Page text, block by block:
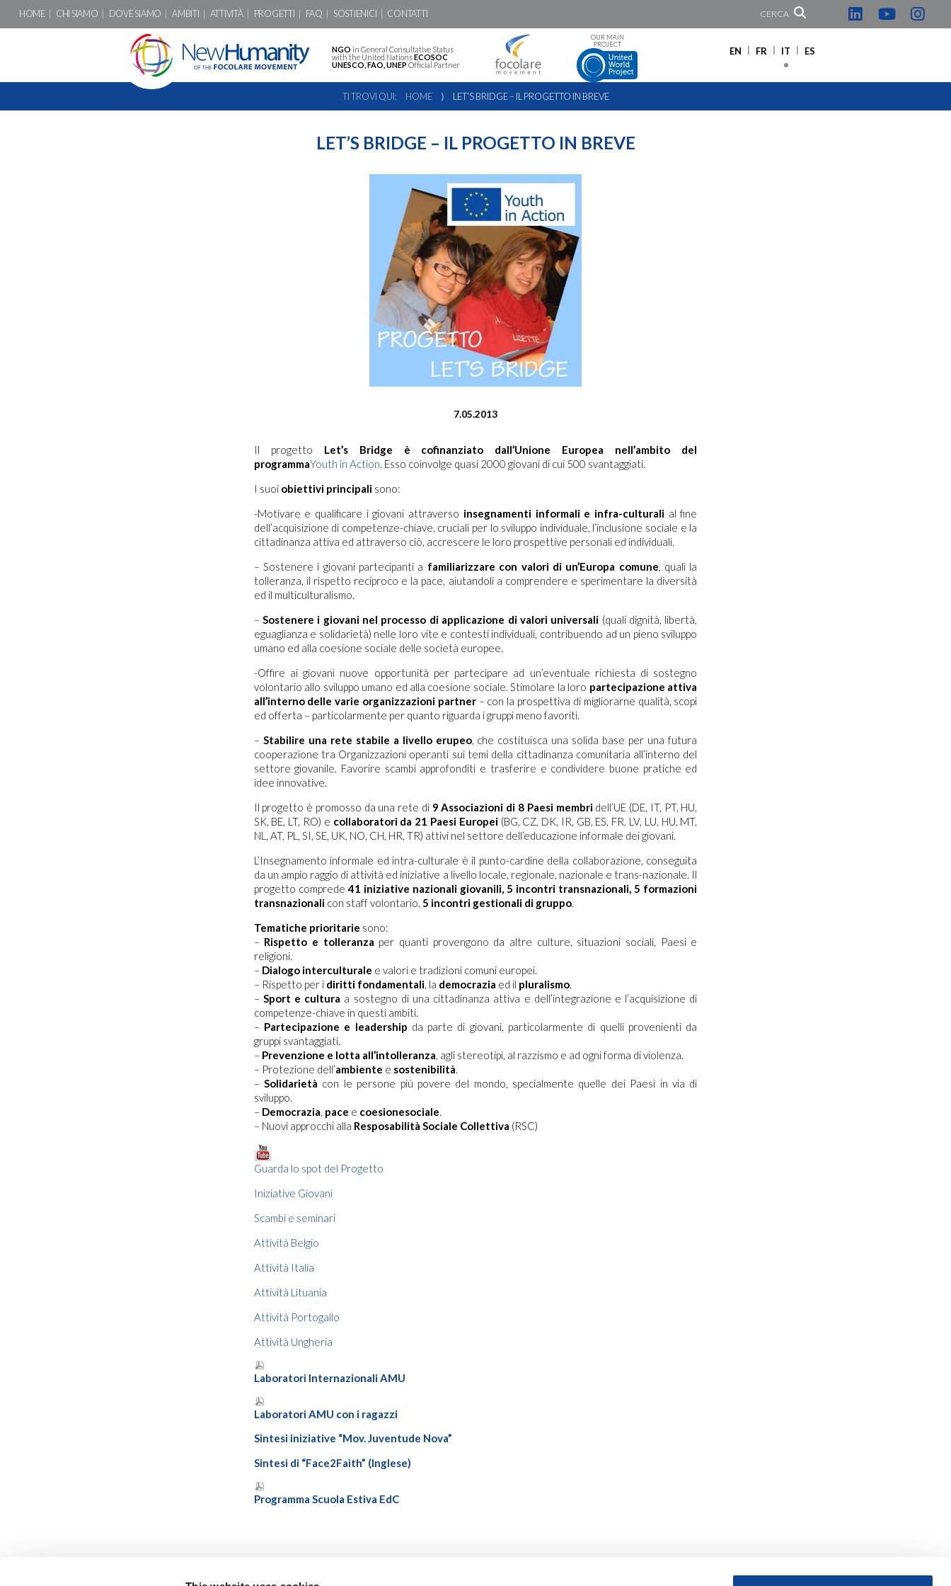
HOME CHI SIAMO DOVE SIAMO AMBITI ATTIVITÀ PROGETTI FAQ SOSTIENICI CONTATTI CERCA
NGO in General Consultative Status
with the United NationsECOSOC
UNESCO, FAO, UNEP Official Partner
OUR MAIN
PROJECT
EN FR IT ES
TI TROVI QUI: HOME ⟩ LET’S BRIDGE – IL PROGETTO IN BREVE
LET’S BRIDGE – IL PROGETTO IN BREVE
7.05.2013
Il progetto Let’s Bridge è cofinanziato dall’Unione Europea nell’ambito del
programmaYouth in Action. Esso coinvolge quasi 2000 giovani di cui 500 svantaggiati.
I suoi obiettivi principali sono:
-Motivare e qualificare i giovani attraverso insegnamenti informali e infra-culturalial fine
dell’acquisizione di competenze-chiave, cruciali per lo sviluppo individuale, l’inclusione sociale e la
cittadinanza attiva ed attraverso ciò, accrescere le loro prospettive personali ed individuali.
– Sostenere i giovani partecipanti a familiarizzare con valori di un’Europa comune, quali la
tolleranza, il rispetto reciproco e la pace, aiutandoli a comprendere e sperimentare la diversità
ed il multiculturalismo.
–Sostenere i giovani nel processo di applicazione di valori universali (quali dignità, libertà,
eguaglianza e solidarietà) nelle loro vite e contesti individuali, contribuendo ad un pieno sviluppo
umano ed alla coesione sociale delle società europee.
-Offire ai giovani nuove opportunità per partecipare ad un’eventuale richiesta di sostegno
volontario allo sviluppo umano ed alla coesione sociale. Stimolare la loro partecipazione attiva
all’interno delle varie organizzazioni partner– con la prospettiva di migliorarne qualità, scopi
ed offerta – particolarmente per quanto riguarda i gruppi meno favoriti.
– Stabilire una rete stabile a livello erupeo, che costituisca una solida base per una futura
cooperazione tra Organizzazioni operanti sui temi della cittadinanza comunitaria all’interno del
settore giovanile. Favorire scambi approfonditi e trasferire e condividere buone pratiche ed
idee innovative.
Il progetto è promosso da una rete di9 Associazioni di 8 Paesi membridell’UE (DE, IT, PT, HU,
SK, BE, LT, RO) e collaboratori da 21 Paesi Europei(BG, CZ, DK, IR, GB, ES, FR, LV, LU, HU, MT,
NL, AT, PL, SI, SE, UK, NO, CH, HR, TR) attivi nel settore dell’educazione informale dei giovani.
L’Insegnamento informale ed intra-culturale è il punto-cardine della collaborazione, conseguita
da un ampio raggio di attività ed iniziative a livello locale, regionale, nazionale e trans-nazionale. Il
progetto comprede41 iniziative nazionali giovanili, 5 incontri transnazionali, 5 formazioni
transnazionalicon staff volontario, 5 incontri gestionali di gruppo.
Tematiche prioritarie sono:
– Rispetto e tolleranza per quanti provengono da altre culture, situazioni sociali, Paesi e
religioni.
– Dialogo interculturale e valori e tradizioni comuni europei.
– Rispetto per i diritti fondamentali, la democrazia ed il pluralismo.
– Sport e cultura a sostegno di una cittadinanza attiva e dell’integrazione e l’acquisizione di
competenze-chiave in questi ambiti.
– Partecipazione e leadership da parte di giovani, particolarmente di quelli provenienti da
gruppi svantaggiati.
– Prevenzione e lotta all’intolleranza, agli stereotipi, al razzismo e ad ogni forma di violenza.
– Protezione dell’ambiente e sostenibilità.
–Solidarietà con le persone più povere del mondo, specialmente quelle dei Paesi in via di
sviluppo.
– Democrazia, pace e coesionesociale.
– Nuovi approcchi alla Resposabilità Sociale Collettiva (RSC)
Guarda lo spot del Progetto
Iniziative Giovani
Scambi e seminari
Attività Belgio
Attività Italia
Attività Lituania
Attività Portogallo
Attività Ungheria
Laboratori Internazionali AMU
Laboratori AMU con i ragazzi
Sintesi iniziative “Mov. Juventude Nova”
Sintesi di “Face2Faith” (Inglese)
Programma Scuola Estiva EdC